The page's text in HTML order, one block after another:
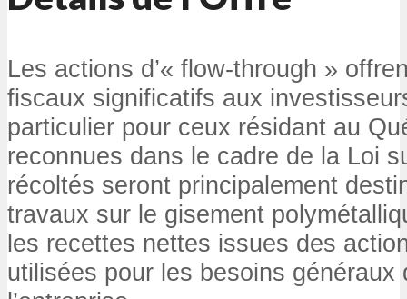
Les actions d’« flow-through »
fiscaux significatifs aux
particulier pour ceux résidant au
reconnues dans le cadre de la Loi
récoltés seront principalement
travaux sur le gisement
les recettes nettes issues des
utilisées pour les besoins généraux